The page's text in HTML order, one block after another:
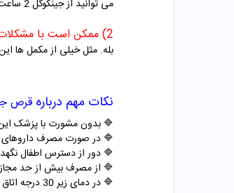
می توانید از جینکوگل 2 ساعت قبل از آنتی بیوتیک ها استفاده کنید و یا 4 ساعت بعد از آنتی بیوتیک ها ان را مصرف کنید.
2) ممکن است با مشکلات گوارشی همراه باشد؟
بله. مثل خیلی از مکمل ها
نکات مهم درباره قرص
🔷 بدون مشورت با پزشک
🔷 در صورت مصرف داروهای
🔷 دور از دسترس اطفال
🔷 از مصرف بیش از حد
🔷 در دمای زیر 30 درجه اتاق نگهداری شود